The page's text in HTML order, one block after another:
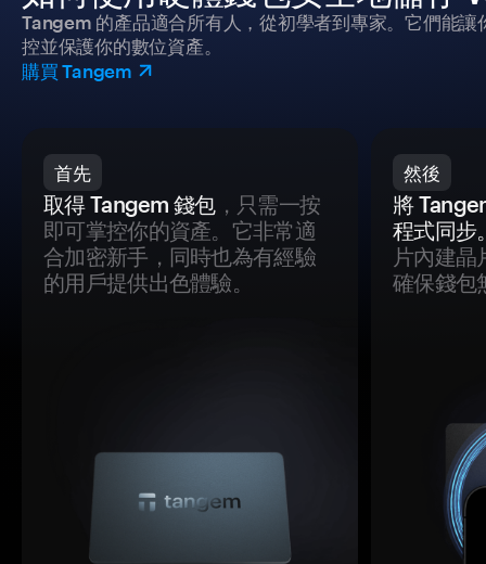
Tangem 的產品適合所有人，從初學者到專家。它們能
控並保護你的數位資產。
購買 Tangem
首先
取得 Tangem 錢包，只需一按
即可掌控你的資產。它非常適
合加密新手，同時也為有經驗
的用戶提供出色體驗。
然後
將
程式同步
片內建晶
確保錢包